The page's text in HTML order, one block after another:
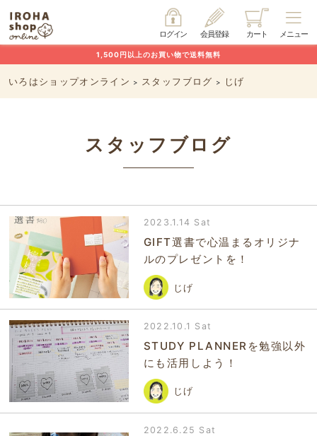
メニュー
カート
会員登録
ログイン
1,500円以上のお買い物で送料無料
いろはショップオンライン > スタッフブログ > じげ
スタッフブログ
2023.1.14 Sat
GIFT選書で心温まるオリジナ
ルのプレゼントを！
じげ
2022.10.1 Sat
STUDY PLANNERを勉強以外
にも活用しよう！
じげ
2022.6.25 Sat